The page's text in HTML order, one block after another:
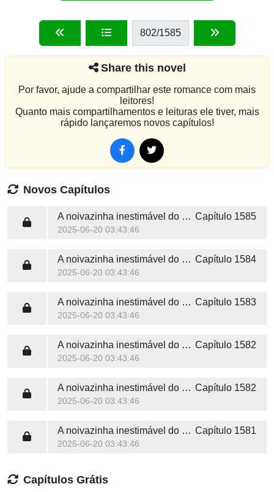
802/1585
Share this novel
Por favor, ajude a compartilhar este romance com mais
leitores!
Quanto mais compartilhamentos e leituras ele tiver, mais
rápido lançaremos novos capítulos!
Novos Capítulos
A noivazinha inestimável do Sr. Tremont Capítulo 1585
2025-06-20 03:43:46
A noivazinha inestimável do Sr. Tremont Capítulo 1584
2025-06-20 03:43:46
A noivazinha inestimável do Sr. Tremont Capítulo 1583
2025-06-20 03:43:46
A noivazinha inestimável do Sr. Tremont Capítulo 1582
2025-06-20 03:43:46
A noivazinha inestimável do Sr. Tremont Capítulo 1582
2025-06-20 03:43:46
A noivazinha inestimável do Sr. Tremont Capítulo 1581
2025-06-20 03:43:46
Capítulos Grátis